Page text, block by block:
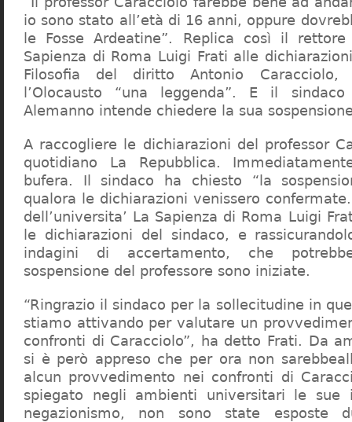
io sono stato all’età di 16 anni, oppure
le Fosse Ardeatine”. Replica così il rettore
Sapienza di Roma Luigi Frati alle
Filosofia del diritto Antonio
l’Olocausto “una leggenda”. E il
Alemanno intende chiedere la sua
A raccogliere le dichiarazioni del professor
quotidiano La Repubblica.
bufera. Il sindaco ha chiesto “la
qualora le dichiarazioni venissero
dell’universita’ La Sapienza di Roma Luigi
le dichiarazioni del sindaco, e
indagini di accertamento, che
sospensione del professore sono iniziate.
“Ringrazio il sindaco per la sollecitudine in
stiamo attivando per valutare un
confronti di Caracciolo”, ha detto Frati. Da
si è però appreso che per ora non
alcun provvedimento nei confronti di
spiegato negli ambienti universitari le sue
negazionismo, non sono state esposte